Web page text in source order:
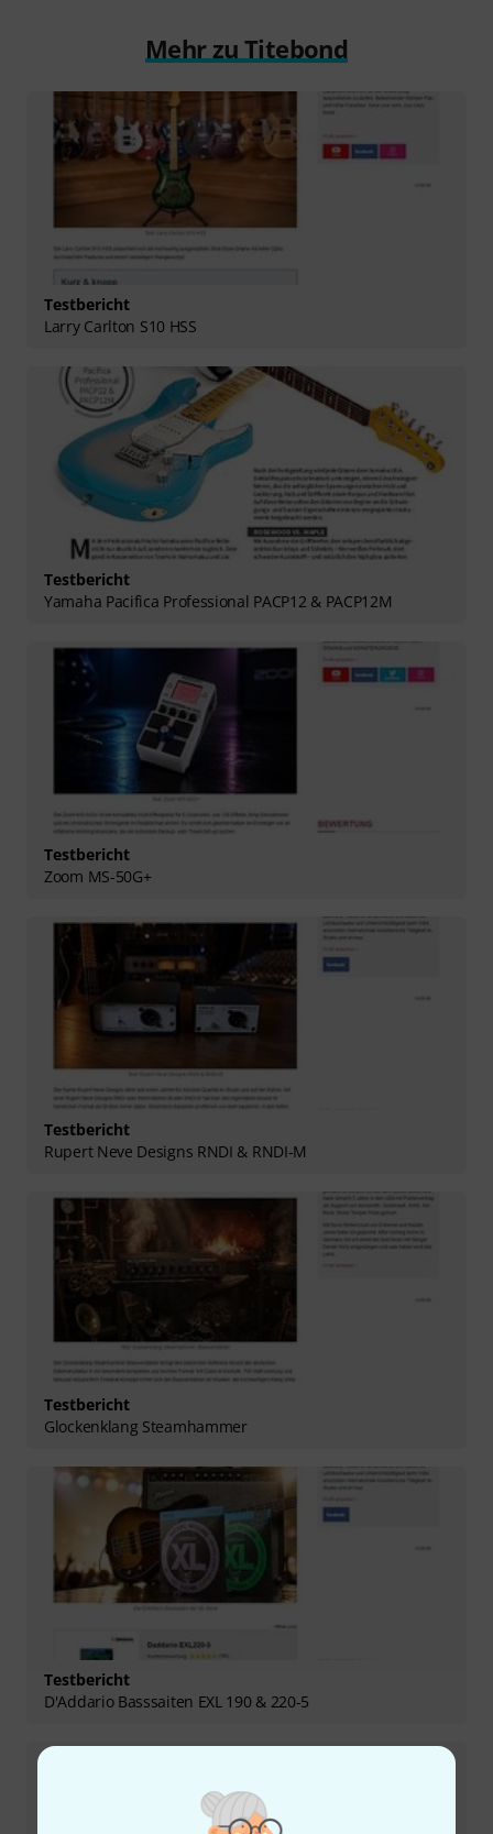
Mehr zu Titebond
Testbericht
Larry Carlton S10 HSS
Testbericht
Yamaha Pacifica Professional PACP12 & PACP12M
Testbericht
Zoom MS-50G+
Testbericht
Rupert Neve Designs RNDI & RNDI-M
Testbericht
Glockenklang Steamhammer
Testbericht
D'Addario Basssaiten EXL 190 & 220-5